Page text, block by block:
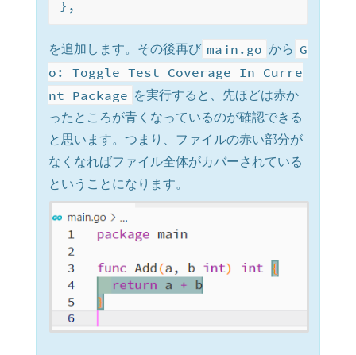
を追加します。その後再び main.go から G
o: Toggle Test Coverage In Curre
nt Package を実行すると、先ほどは赤か
ったところが青くなっているのが確認できる
と思います。つまり、ファイルの赤い部分が
なくなればファイル全体がカバーされている
ということになります。